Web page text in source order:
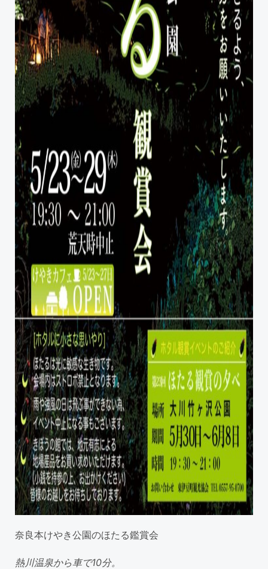
奈良本けやき公園のほたる鑑賞会
熱川温泉から車で10分。